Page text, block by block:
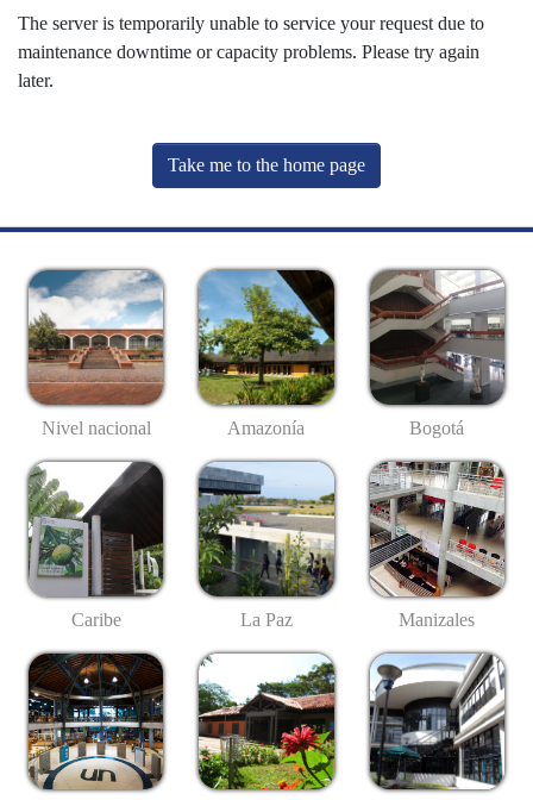
The server is temporarily unable to service your request due to
maintenance downtime or capacity problems. Please try again
later.
Take me to the home page
Nivel nacional Amazonía Bogotá
Caribe La Paz Manizales